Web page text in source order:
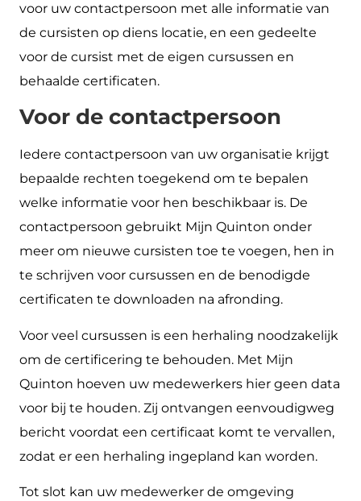
voor uw contactpersoon met alle informatie van
de cursisten op diens locatie, en een gedeelte
voor de cursist met de eigen cursussen en
behaalde certificaten.
Voor de contactpersoon
Iedere contactpersoon van uw organisatie krijgt
bepaalde rechten toegekend om te bepalen
welke informatie voor hen beschikbaar is. De
contactpersoon gebruikt Mijn Quinton onder
meer om nieuwe cursisten toe te voegen, hen in
te schrijven voor cursussen en de benodigde
certificaten te downloaden na afronding.
Voor veel cursussen is een herhaling noodzakelijk
om de certificering te behouden. Met Mijn
Quinton hoeven uw medewerkers hier geen data
voor bij te houden. Zij ontvangen eenvoudigweg
bericht voordat een certificaat komt te vervallen,
zodat er een herhaling ingepland kan worden.
Tot slot kan uw medewerker de omgeving